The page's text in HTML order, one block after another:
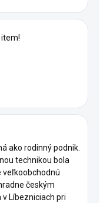
ako rodinný podnik.
technikou bola
českým
Líbezniciach pri